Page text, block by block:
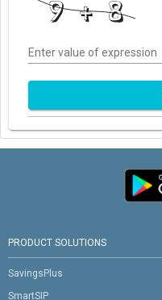
Enter value of expression
PRODUCT SOLUTIONS
SavingsPlus
SmartSIP